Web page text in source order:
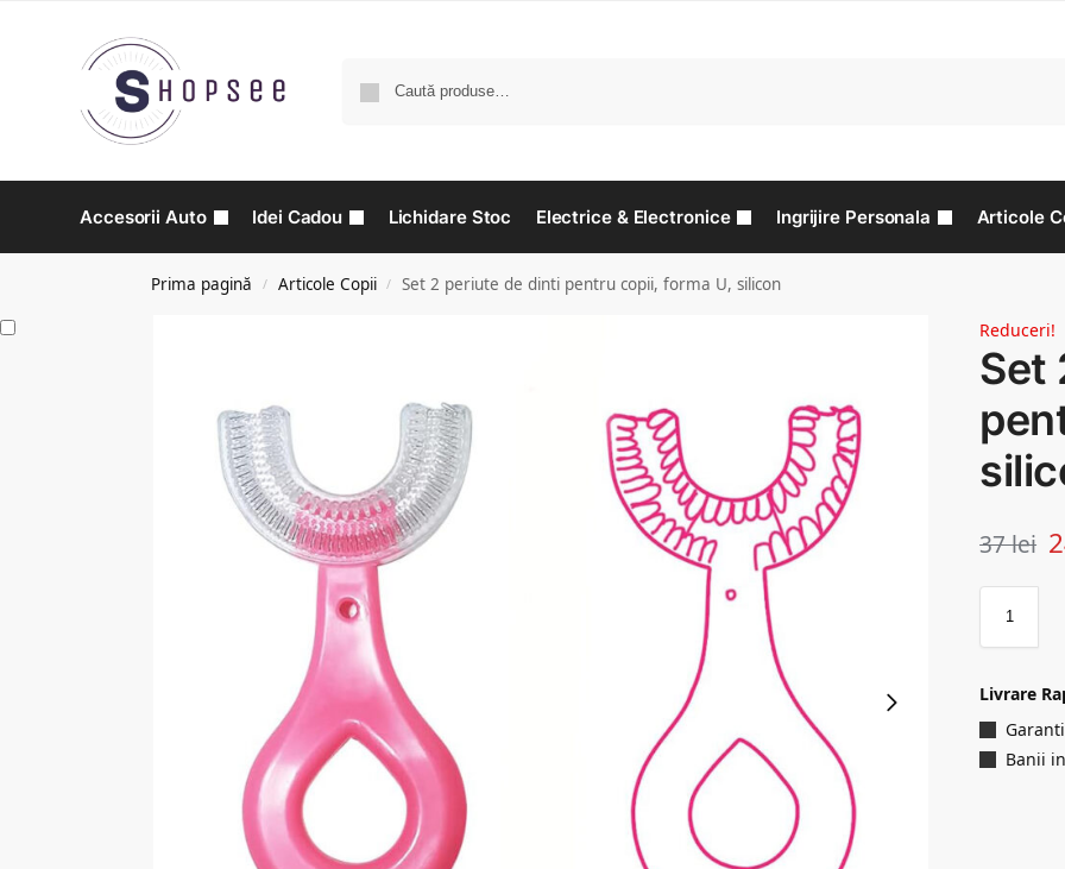
Accesorii Auto Idei Cadou Lichidare Stoc Electrice & Electronice Ingrijire Personala Articole
Prima pagină / Articole Copii / Set 2 periute de dinti pentru copii, forma U, silicon
Reduceri!
Set
37lei
Livrare
Banii